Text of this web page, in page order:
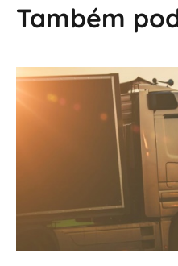
Também